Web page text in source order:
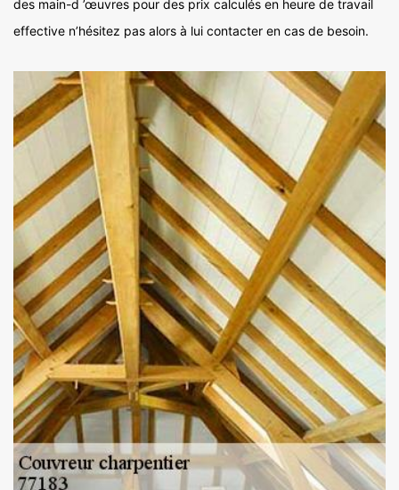
des main-d ’œuvres pour des prix calculés en heure de travail
effective n’hésitez pas alors à lui contacter en cas de besoin.